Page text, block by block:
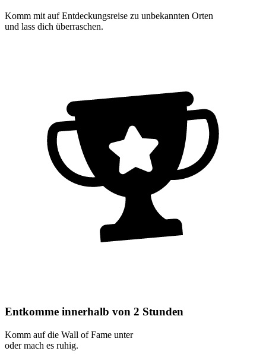
Komm mit auf Entdeckungsreise zu unbekannten Orten
und lass dich überraschen.
Entkomme innerhalb von 2 Stunden
Komm auf die Wall of Fame unter
oder mach es ruhig.